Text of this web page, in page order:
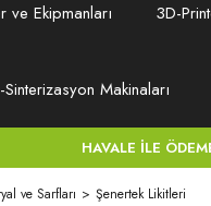
ve Ekipmanları 3D-
Makinaları
HAVALE İLE
ve Sarfları Şenertek Likitleri